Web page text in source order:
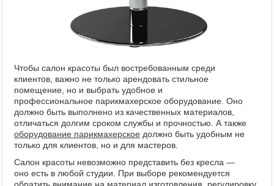
Чтобы салон красоты был востребованным среди
клиентов, важно не только арендовать стильное
помещение, но и выбрать удобное и
профессиональное парикмахерское оборудование. Оно
должно быть выполнено из качественных материалов,
отличаться долгим сроком службы и прочностью. А также
оборудование парикмахерское должно быть удобным не
только для клиентов, но и для мастеров.
Салон красоты невозможно представить без кресла —
оно есть в любой студии. При выборе рекомендуется